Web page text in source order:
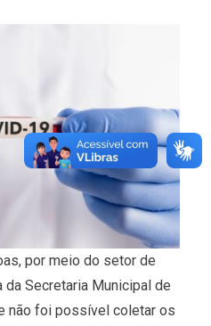
por meio do setor de
Secretaria Municipal de
não foi possível coletar os